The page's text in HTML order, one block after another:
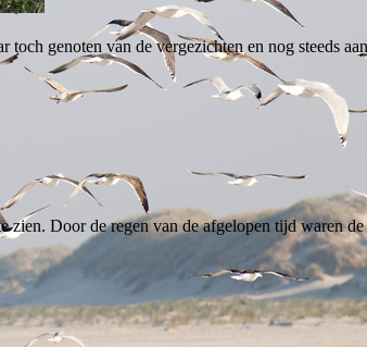
genoten van de vergezichten en nog steeds
Door de regen van de afgelopen tijd waren